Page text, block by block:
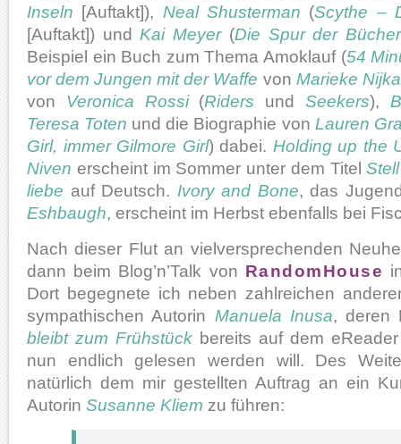
Inseln [Auftakt]), Neal Shusterman (Scythe –
[Auftakt]) und Kai Meyer(Die Spur der Bücher
Beispiel ein Buch zum Thema Amoklauf (54
vor dem Jungen mit der Waffe von Marieke
von Veronica Rossi(Riders und Seekers),
Teresa Toten und die Biographie von Lauren
Girl, immer Gilmore Girl) dabei. Holding up the
Niven erscheint im Sommer unter dem Titel
liebe auf Deutsch. Ivory and Bone, das
Eshbaugh, erscheint im Herbst ebenfalls bei
Nach dieser Flut an vielversprechenden
dann beim Blog’n’Talk von RandomHouse
Dort begegnete ich neben zahlreichen
sympathischen Autorin Manuela Inusa, deren
bleibt zum Frühstück bereits auf dem
nun endlich gelesen werden will. Des
natürlich dem mir gestellten Auftrag an ein
Autorin Susanne Kliem zu führen: